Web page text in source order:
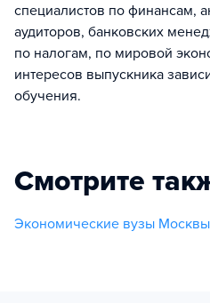
специалистов по финансам,
аудиторов, банковских
по налогам, по мировой
интересов выпускника
обучения.
Смотрите
Экономические вузы Москвы